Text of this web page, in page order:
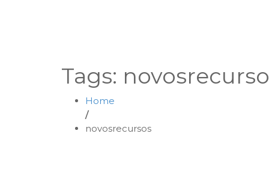
Tags:
Home
/
novosrecursos